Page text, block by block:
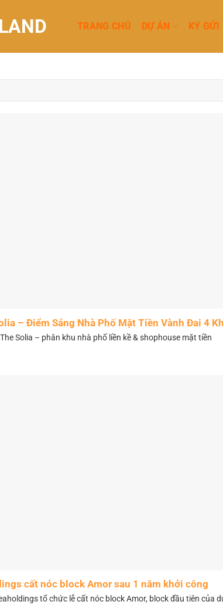
TRANG CHỦ DỰ ÁN KÝ GỬI
– Điểm Sáng Nhà Phố Mặt Tiền Vành Đai 4
Solia – phân khu nhà phố liền kề & shophouse mặt tiền
cất nóc block Amor sau 1 năm khởi công
tổ chức lễ cất nóc block Amor, block đầu tiên của